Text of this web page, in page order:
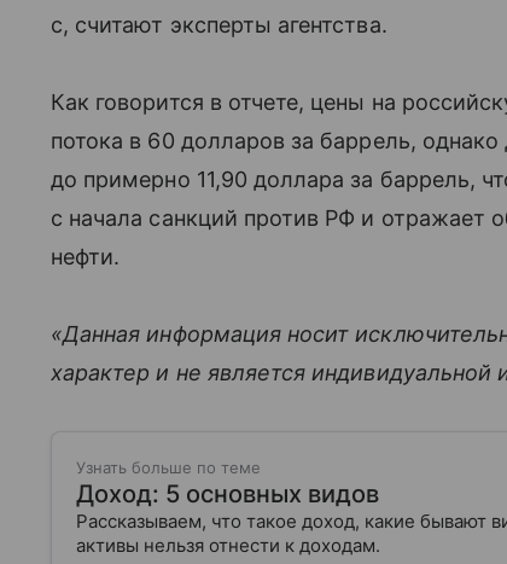
с, считают эксперты агентства.
Как говорится в отчете, цены на
потока в 60 долларов за баррель,
до примерно 11,90 доллара за баррель,
с начала санкций против РФ и отражает
нефти.
«Данная информация носит
характер и не является
Узнать больше по теме
Доход: 5 основных видов
Рассказываем, что такое доход, какие бывают
активы нельзя отнести к доходам.